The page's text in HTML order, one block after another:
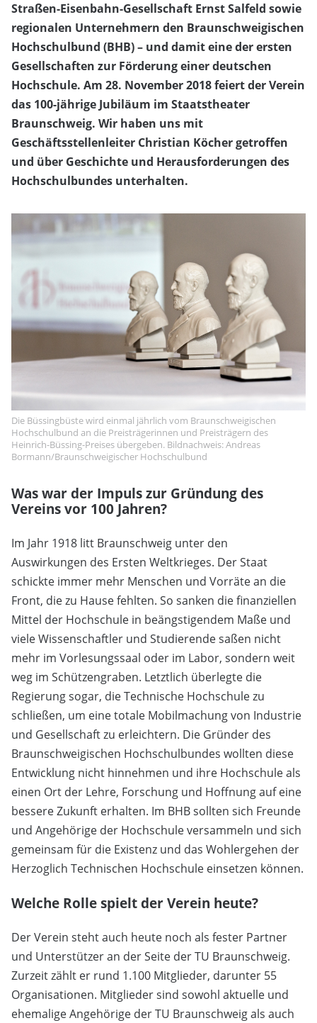
Straßen-Eisenbahn-Gesellschaft Ernst Salfeld sowie
regionalen Unternehmern den Braunschweigischen
Hochschulbund (BHB) – und damit eine der ersten
Gesellschaften zur Förderung einer deutschen
Hochschule. Am 28. November 2018 feiert der Verein
das 100-jährige Jubiläum im Staatstheater
Braunschweig. Wir haben uns mit
Geschäftsstellenleiter Christian Köcher getroffen
und über Geschichte und Herausforderungen des
Hochschulbundes unterhalten.
Die Büssingbüste wird einmal jährlich vom Braunschweigischen
Hochschulbund an die Preisträgerinnen und Preisträgern des
Heinrich-Büssing-Preises übergeben. Bildnachweis: Andreas
Bormann/Braunschweigischer Hochschulbund
Was war der Impuls zur Gründung des
Vereins vor 100 Jahren?
Im Jahr 1918 litt Braunschweig unter den
Auswirkungen des Ersten Weltkrieges. Der Staat
schickte immer mehr Menschen und Vorräte an die
Front, die zu Hause fehlten. So sanken die finanziellen
Mittel der Hochschule in beängstigendem Maße und
viele Wissenschaftler und Studierende saßen nicht
mehr im Vorlesungssaal oder im Labor, sondern weit
weg im Schützengraben. Letztlich überlegte die
Regierung sogar, die Technische Hochschule zu
schließen, um eine totale Mobilmachung von Industrie
und Gesellschaft zu erleichtern. Die Gründer des
Braunschweigischen Hochschulbundes wollten diese
Entwicklung nicht hinnehmen und ihre Hochschule als
einen Ort der Lehre, Forschung und Hoffnung auf eine
bessere Zukunft erhalten. Im BHB sollten sich Freunde
und Angehörige der Hochschule versammeln und sich
gemeinsam für die Existenz und das Wohlergehen der
Herzoglich Technischen Hochschule einsetzen können.
Welche Rolle spielt der Verein heute?
Der Verein steht auch heute noch als fester Partner
und Unterstützer an der Seite der TU Braunschweig.
Zurzeit zählt er rund 1.100 Mitglieder, darunter 55
Organisationen. Mitglieder sind sowohl aktuelle und
ehemalige Angehörige der TU Braunschweig als auch